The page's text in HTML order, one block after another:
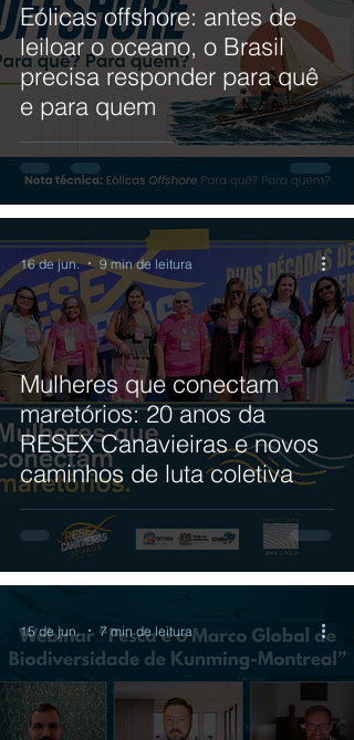
Eólicas offshore: antes de
leiloar o oceano, o Brasil
precisa responder para quê
e para quem
Mulheres que conectam
maretórios: 20 anos da
RESEX Canavieiras e novos
caminhos de luta coletiva
16 de jun. 9 min de leitura
15 de jun. 7 min de leitura